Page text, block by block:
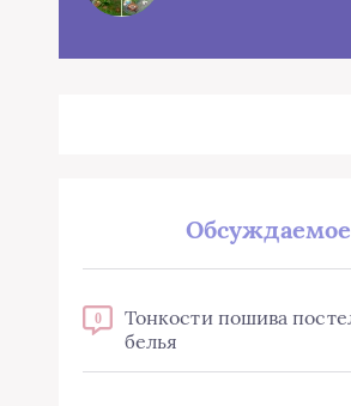
Обсуждаемое
0
Тонкости пошива
белья